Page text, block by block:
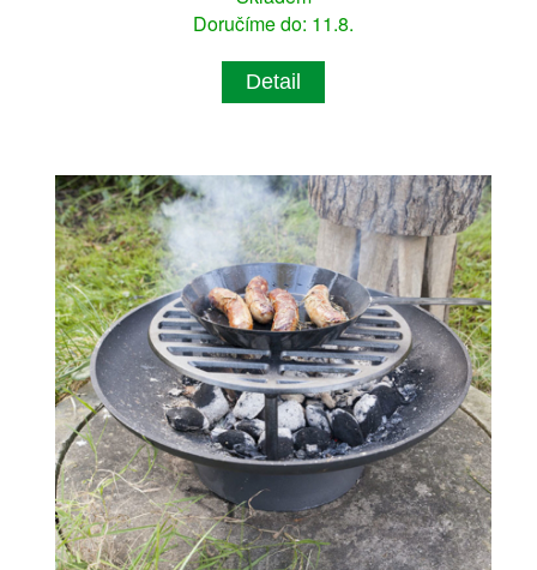
Doručíme do: 11.8.
Detail